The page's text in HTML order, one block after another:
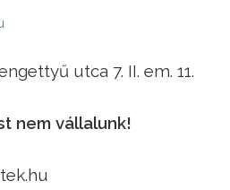
utca 7. II. em. 11.
nem vállalunk!